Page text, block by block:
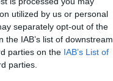
utilized by us or personal
separately opt-out of the
IAB’s list of downstream
parties on the IAB’s List of
parties.